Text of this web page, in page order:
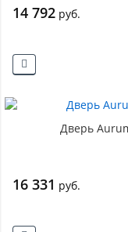
14 792 руб.
Дверь
16 331 руб.